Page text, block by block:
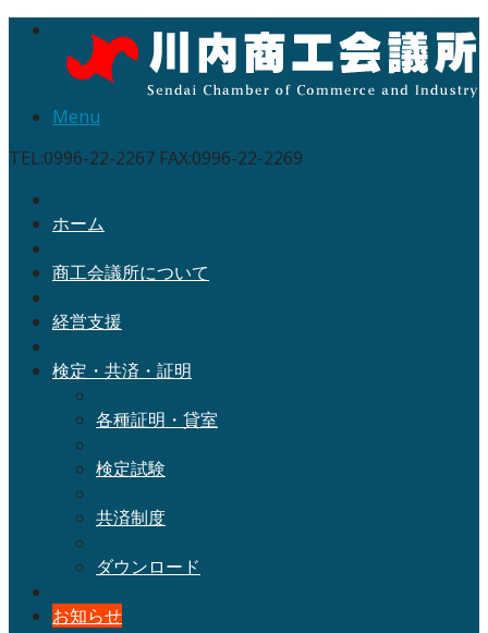
Menu
TEL:0996-22-2267 FAX:0996-22-2269
ホーム
商工会議所について
経営支援
検定・共済・証明
各種証明・貸室
検定試験
共済制度
ダウンロード
お知らせ